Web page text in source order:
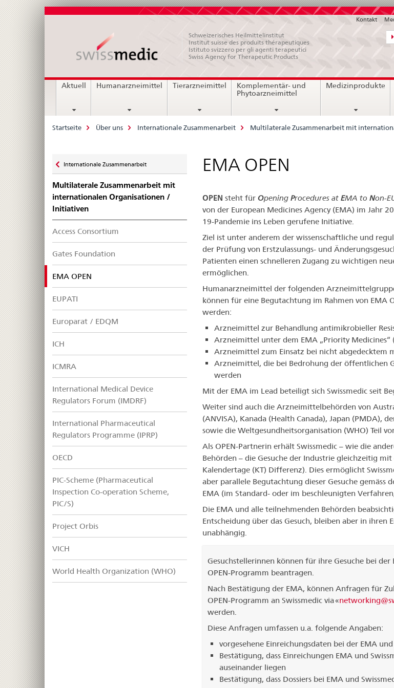
Kontakt
Schweizerisches Heilmittelinstitut
Institut suisse des produits thérapeutiques
Istituto svizzero per gli agenti terapeutici
Swiss Agency for Therapeutic Products
Hauptnavigation
Aktuell Humanarzneimittel Tierarzneimittel
Komplementär- und
Phytoarzneimittel
Medizinprodukte
Breadcrumb
Startseite Über uns Internationale Zusammenarbeit Multilaterale Zusammenarbeit mit
zu
Internationale Zusammenarbeit
Multilaterale Zusammenarbeit mit
internationalen Organisationen /
Initiativen
Access Consortium
Gates Foundation
EMA OPEN
EUPATI
Europarat / EDQM
ICH
ICMRA
International Medical Device
Regulators Forum (IMDRF)
International Pharmaceutical
Regulators Programme (IPRP)
OECD
PIC-Scheme (Pharmaceutical
Inspection Co-operation Scheme,
PIC/S)
Project Orbis
VICH
World Health Organization (WHO)
EMA OPEN
OPEN steht für Opening Procedures at EMA to Non-
von der European Medicines Agency (EMA) im Jahr
19-Pandemie ins Leben gerufene Initiative.
Ziel ist unter anderem der wissenschaftliche und
der Prüfung von Erstzulassungs- und
Patienten einen schnelleren Zugang zu wichtigen
ermöglichen.
Humanarzneimittel der folgenden
können für eine Begutachtung im Rahmen von EMA
werden:
Arzneimittel zur Behandlung antimikrobieller
Arzneimittel unter dem EMA „Priority Medicines“
Arzneimittel zum Einsatz bei nicht abgedecktem
Arzneimittel, die bei Bedrohung der öffentlichen
werden
Mit der EMA im Lead beteiligt sich Swissmedic seit
Weiter sind auch die Arzneimittelbehörden von
(ANVISA), Kanada (Health Canada), Japan (PMDA),
sowie die Weltgesundheitsorganisation (WHO) Teil
Als OPEN-Partnerin erhält Swissmedic – wie die
Behörden – die Gesuche der Industrie gleichzeitig
Kalendertage (KT) Differenz). Dies ermöglicht
aber parallele Begutachtung dieser Gesuche gemäss
EMA (im Standard- oder im beschleunigten
Die EMA und alle teilnehmenden Behörden
Entscheidung über das Gesuch, bleiben aber in ihren
unabhängig.
Gesuchstellerinnen können für ihre Gesuche bei der
OPEN-Programm beantragen.
Nach Bestätigung der EMA, können Anfragen für
OPEN-Programm an Swissmedic via «
werden.
Diese Anfragen umfassen u.a. folgende Angaben:
vorgesehene Einreichungsdaten bei der EMA
Bestätigung, dass Einreichungen EMA und
auseinander liegen
Bestätigung, dass Dossiers bei EMA und